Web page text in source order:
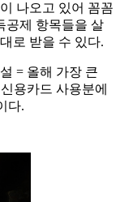
나오고 있어 꼼꼼
공제 항목들을 살
로 받을 수 있다.
= 올해 가장 큰
용카드 사용분에
다.